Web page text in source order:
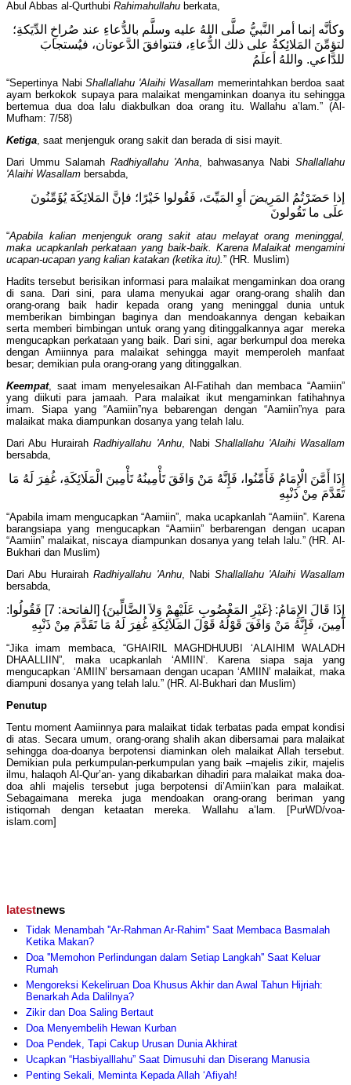
Abul Abbas al-Qurthubi Rahimahullahu berkata,
وكأنَّه إنما أمر النَّبيُّ صلَّى اللهُ عليه وسلَّم بالدُّعاءِ عند صُراخِ الدِّيَكةِ؛
لتؤمِّنَ المَلائِكةُ على ذلك الدُّعاءِ، فتتوافقَ الدَّعوتان، فيُستجابَ
للدَّاعي. واللهُ أعلَمُ
“Sepertinya NabiShallallahu 'Alaihi Wasallammemerintahkan berdoa saat
ayam berkokok supaya para malaikat mengaminkan doanya itu sehingga
bertemua dua doa lalu diakbulkan doa orang itu. Wallahu a’lam.” (Al-
Mufham: 7/58)
Ketiga, saat menjenguk orang sakit dan berada di sisi mayit.
Dari Ummu Salamah Radhiyallahu 'Anha, bahwasanya Nabi Shallallahu
'Alaihi Wasallam bersabda,
إذا حَضَرْتُمُ المَرِيضَ أوِ المَيِّتَ، فَقُولوا خَيْرًا؛ فإنَّ المَلائِكَةَ يُؤَمِّنُونَ
علَى ما تَقُولونَ
“Apabila kalian menjenguk orang sakit atau melayat orang meninggal,
maka ucapkanlah perkataan yang baik-baik. Karena Malaikat mengamini
ucapan-ucapan yang kalian katakan (ketika itu).” (HR. Muslim)
Hadits tersebut berisikan informasi para malaikat mengaminkan doa orang
di sana. Dari sini, para ulama menyukai agar orang-orang shalih dan
orang-orang baik hadir kepada orang yang meninggal dunia untuk
memberikan bimbingan baginya dan mendoakannya dengan kebaikan
serta memberi bimbingan untuk orang yang ditinggalkannya agar mereka
mengucapkan perkataan yang baik. Dari sini, agar berkumpul doa mereka
dengan Amiinnya para malaikat sehingga mayit memperoleh manfaat
besar; demikian pula orang-orang yang ditinggalkan.
Keempat, saat imam menyelesaikan Al-Fatihah dan membaca “Aamiin”
yang diikuti para jamaah. Para malaikat ikut mengaminkan fatihahnya
imam. Siapa yang “Aamiin”nya bebarengan dengan “Aamiin”nya para
malaikat maka diampunkan dosanya yang telah lalu.
Dari Abu HurairahRadhiyallahu 'Anhu, Nabi Shallallahu 'Alaihi Wasallam
bersabda,
إِذَا أَمَّنَ الْإِمَامُ فَأَمِّنُوا، فَإِنَّهُ مَنْ وَافَقَ تَأْمِينُهُ تَأْمِينَ الْمَلَائِكَةِ، غُفِرَ لَهُ مَا
تَقَدَّمَ مِنْ ذَنْبِهِ
“Apabila imam mengucapkan “Aamiin”, maka ucapkanlah “Aamiin”. Karena
barangsiapa yang mengucapkan “Aamiin” berbarengan dengan ucapan
“Aamiin” malaikat, niscaya diampunkan dosanya yang telah lalu.” (HR. Al-
Bukhari dan Muslim)
Dari Abu HurairahRadhiyallahu 'Anhu, Nabi Shallallahu 'Alaihi Wasallam
bersabda,
إِذَا قَالَ الإِمَامُ: {غَيْرِ المَغْضُوبِ عَلَيْهِمْ وَلاَ الضَّالِّينَ} [الفاتحة: 7] فَقُولُوا:
آمِينَ، فَإِنَّهُ مَنْ وَافَقَ قَوْلُهُ قَوْلَ المَلاَئِكَةِ غُفِرَ لَهُ مَا تَقَدَّمَ مِنْ ذَنْبِهِ
“Jika imam membaca, “GHAIRIL MAGHDHUUBI ‘ALAIHIM WALADH
DHAALLIIN”, maka ucapkanlah ‘AMIIN’. Karena siapa saja yang
mengucapkan ‘AMIIN’ bersamaan dengan ucapan ‘AMIIN’ malaikat, maka
diampuni dosanya yang telah lalu.” (HR. Al-Bukhari dan Muslim)
Penutup
Tentu moment Aamiinnya para malaikat tidak terbatas pada empat kondisi
di atas. Secara umum, orang-orang shalih akan dibersamai para malaikat
sehingga doa-doanya berpotensi diaminkan oleh malaikat Allah tersebut.
Demikian pula perkumpulan-perkumpulan yang baik –majelis zikir, majelis
ilmu, halaqoh Al-Qur’an- yang dikabarkan dihadiri para malaikat maka doa-
doa ahli majelis tersebut juga berpotensi di’Amiin’kan para malaikat.
Sebagaimana mereka juga mendoakan orang-orang beriman yang
istiqomah dengan ketaatan mereka. Wallahu a’lam. [PurWD/voa-
islam.com]
latestnews
Tidak Menambah ''Ar-Rahman Ar-Rahim'' Saat Membaca Basmalah
Ketika Makan?
Doa ''Memohon Perlindungan dalam Setiap Langkah'' Saat Keluar
Rumah
Mengoreksi Kekeliruan Doa Khusus Akhir dan Awal Tahun Hijriah:
Benarkah Ada Dalilnya?
Zikir dan Doa Saling Bertaut
Doa Menyembelih Hewan Kurban
Doa Pendek, Tapi Cakup Urusan Dunia Akhirat
Ucapkan “Hasbiyalllahu” Saat Dimusuhi dan Diserang Manusia
Penting Sekali, Meminta Kepada Allah ‘Afiyah!